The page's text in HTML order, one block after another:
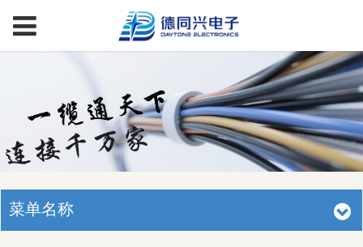
菜单名称